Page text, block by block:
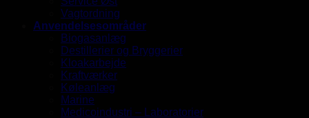
Vagtordning
Anvendelsesområder
Biogasanlæg
Destillerier og Bryggerier
Kloakarbejde
Kraftværker
Køleanlæg
Marine
Medicoindustri – Laboratorier